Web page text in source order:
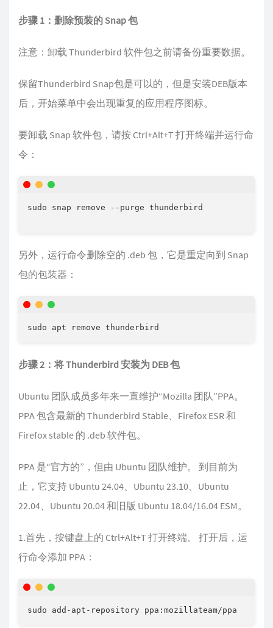
步骤 1：删除预装的 Snap 包
注意：卸载 Thunderbird 软件包之前请备份重要数据。
保留Thunderbird Snap包是可以的，但是安装DEB版本
后，开始菜单中会出现重复的应用程序图标。
要卸载 Snap 软件包，请按 Ctrl+Alt+T 打开终端并运行命
令：
sudo snap remove --purge thunderbird
另外，运行命令删除空的 .deb 包，它是重定向到 Snap
包的包装器：
步骤 2：将 Thunderbird 安装为 DEB 包
Ubuntu 团队成员多年来一直维护“Mozilla 团队”PPA。
PPA 包含最新的 Thunderbird Stable、Firefox ESR 和
Firefox stable 的 .deb 软件包。
PPA 是“官方的”，但由 Ubuntu 团队维护。 到目前为
止，它支持 Ubuntu 24.04、Ubuntu 23.10、Ubuntu
22.04、Ubuntu 20.04 和旧版 Ubuntu 18.04/16.04 ESM。
1.首先，按键盘上的 Ctrl+Alt+T 打开终端。 打开后，运
行命令添加 PPA：